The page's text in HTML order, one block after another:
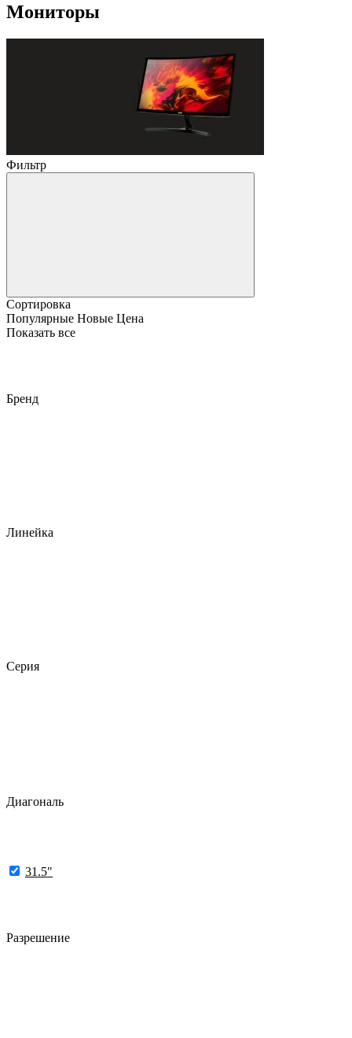
Мониторы
Фильтр
Сортировка
Популярные Новые Цена
Показать все
Бренд
Линейка
Серия
Диагональ
31.5"
Разрешение